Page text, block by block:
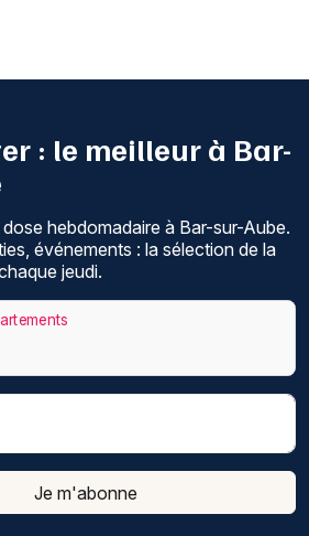
: le meilleur à Bar-
hebdomadaire à Bar-sur-Aube.
événements : la sélection de la
jeudi.
Je m'abonne